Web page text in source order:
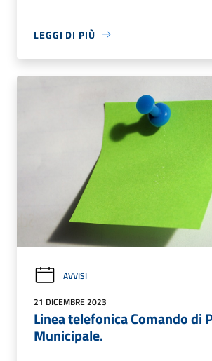
LEGGI DI PIÙ
AVVISI
21 DICEMBRE 2023
Linea telefonica Comando di
Municipale.